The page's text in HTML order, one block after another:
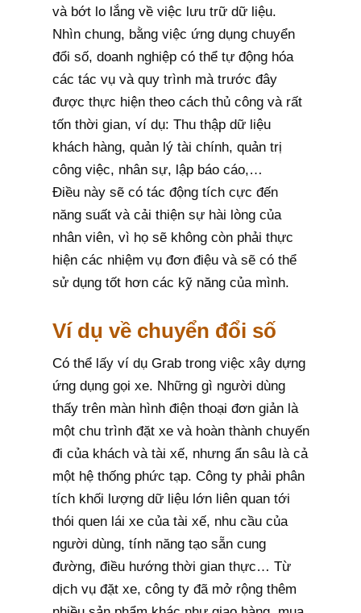
và bớt lo lắng về việc lưu trữ dữ liệu.
Nhìn chung, bằng việc ứng dụng chuyển
đổi số, doanh nghiệp có thể tự động hóa
các tác vụ và quy trình mà trước đây
được thực hiện theo cách thủ công và rất
tốn thời gian, ví dụ: Thu thập dữ liệu
khách hàng, quản lý tài chính, quản trị
công việc, nhân sự, lập báo cáo,…
Điều này sẽ có tác động tích cực đến
năng suất và cải thiện sự hài lòng của
nhân viên, vì họ sẽ không còn phải thực
hiện các nhiệm vụ đơn điệu và sẽ có thể
sử dụng tốt hơn các kỹ năng của mình.
Ví dụ về chuyển đổi số
Có thể lấy ví dụ Grab trong việc xây dựng
ứng dụng gọi xe. Những gì người dùng
thấy trên màn hình điện thoại đơn giản là
một chu trình đặt xe và hoàn thành chuyến
đi của khách và tài xế, nhưng ẩn sâu là cả
một hệ thống phức tạp. Công ty phải phân
tích khối lượng dữ liệu lớn liên quan tới
thói quen lái xe của tài xế, nhu cầu của
người dùng, tính năng tạo sẵn cung
đường, điều hướng thời gian thực… Từ
dịch vụ đặt xe, công ty đã mở rộng thêm